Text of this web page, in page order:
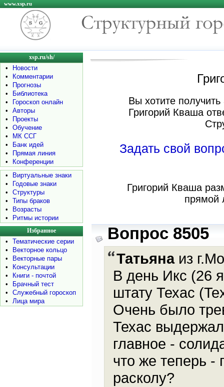
www.xsp.ru
xsp.ru/sh/
•
Новости
•
Комментарии
•
Прогнозы
•
Библиотека
•
Гороскоп онлайн
•
Авторы
•
Проекты
•
Обучение
•
МК ССГ
•
Банк идей
•
Прямая линия
•
Конференции
•
Виртуальные знаки
•
Годовые знаки
•
Структуры
•
Типы браков
•
Возрасты
•
Ритмы истории
Избранное
•
Тематические серии
•
Векторное кольцо
•
Векторные пары
•
Консультации
•
Книги - почтой
•
Брачный тест
•
Служебный гороскоп
•
Лица мира
Вы хотите
Григорий Кваша
Задать свой
Григорий Кваша
прямой
Вопрос 8505
Татьяна из
В день Икс (26
штату Техас
Очень было
Техас
главное -
что же теперь -
расколу?